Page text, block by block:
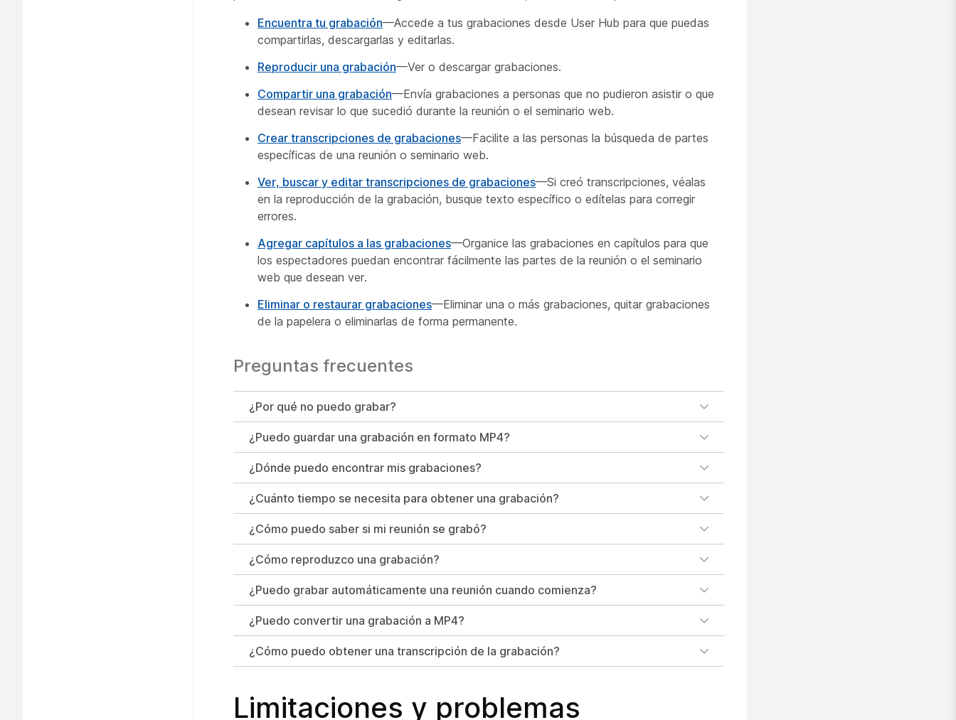
Encuentra tu grabación—Accede a tus grabaciones desde User Hub para que puedas
compartirlas, descargarlas y editarlas.
Reproducir una grabación—Ver o descargar grabaciones.
Compartir una grabación—Envía grabaciones a personas que no pudieron asistir o que
desean revisar lo que sucedió durante la reunión o el seminario web.
Crear transcripciones de grabaciones—Facilite a las personas la búsqueda de partes
específicas de una reunión o seminario web.
Ver, buscar y editar transcripciones de grabaciones—Si creó transcripciones, véalas
en la reproducción de la grabación, busque texto específico o edítelas para corregir
errores.
Agregar capítulos a las grabaciones—Organice las grabaciones en capítulos para que
los espectadores puedan encontrar fácilmente las partes de la reunión o el seminario
web que desean ver.
Eliminar o restaurar grabaciones—Eliminar una o más grabaciones, quitar grabaciones
de la papelera o eliminarlas de forma permanente.
Preguntas frecuentes
¿Por qué no puedo grabar?
¿Puedo guardar una grabación en formato MP4?
¿Dónde puedo encontrar mis grabaciones?
¿Cuánto tiempo se necesita para obtener una grabación?
¿Cómo puedo saber si mi reunión se grabó?
¿Cómo reproduzco una grabación?
¿Puedo grabar automáticamente una reunión cuando comienza?
¿Puedo convertir una grabación a MP4?
¿Cómo puedo obtener una transcripción de la grabación?
Limitaciones y problemas